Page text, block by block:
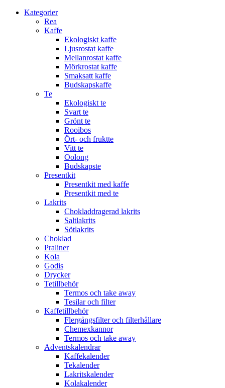
Kategorier
Rea
Kaffe
Ekologiskt kaffe
Ljusrostat kaffe
Mellanrostat kaffe
Mörkrostat kaffe
Smaksatt kaffe
Budskapskaffe
Te
Ekologiskt te
Svart te
Grönt te
Rooibos
Ört- och fruktte
Vitt te
Oolong
Budskapste
Presentkit
Presentkit med kaffe
Presentkit med te
Lakrits
Chokladdragerad lakrits
Saltlakrits
Sötlakrits
Choklad
Praliner
Kola
Godis
Drycker
Tetillbehör
Termos och take away
Tesilar och filter
Kaffetillbehör
Flergångsfilter och filterhållare
Chemexkannor
Termos och take away
Adventskalendrar
Kaffekalender
Tekalender
Lakritskalender
Kolakalender